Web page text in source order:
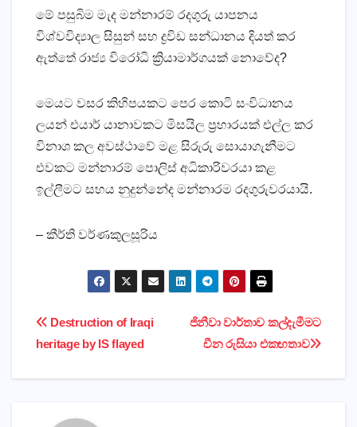
මේ පසුබිම මැද මන්නාරම් රදගුරු යාපනය
විශ්වවිද්‍යාල සිසුන් සහ ද්‍රවිඩ සන්ධානය දියත් කර
ඇත්තේ රාජ්‍ය විරෝධි ක්‍රියාමාර්ගයක්‌ නොවේද?
මෙයට වසර කිහිපයකට පෙර කොටි සංවිධානය
ලයන් එයාර් යානාවකට මිසයිල ප්‍රහාරයක්‌ එල්ල කර
විනාශ කල අවස්‌ථාවේ මළ සිරුරු සොයාගැනීමට
එවකට මන්නාරම් පොලිස්‌ අධිකාරිවරයා කළ
ඉල්ලීමට සහය නුදුන්නේද මන්නාරම රදගුරුවරයායි.
– කීර්ති වර්ණකුලසූරිය
Post
navigation
ජිනීවා වාර්තාව කල්දැමීමට
චීන රුසියා එකඟතාව
Destruction of Iraqi
heritage by IS flayed